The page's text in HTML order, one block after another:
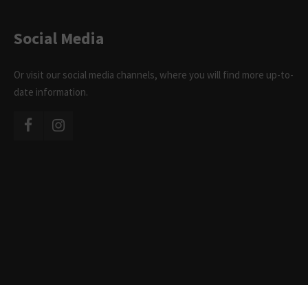
Social Media
Or visit our social media channels, where you will find more up-to-
date information.